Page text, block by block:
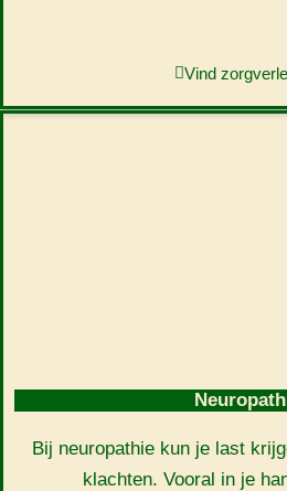
Vind
Bij neuropathie kun je last
klachten. Vooral in je